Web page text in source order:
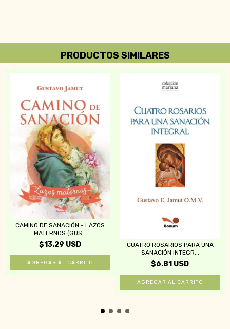
PRODUCTOS SIMILARES
CAMINO DE SANACIÓN - LAZOS
MATERNOS (GUS...
$13.29 USD
CUATRO ROSARIOS PARA UNA
SANACIÓN INTEGR...
$6.81 USD